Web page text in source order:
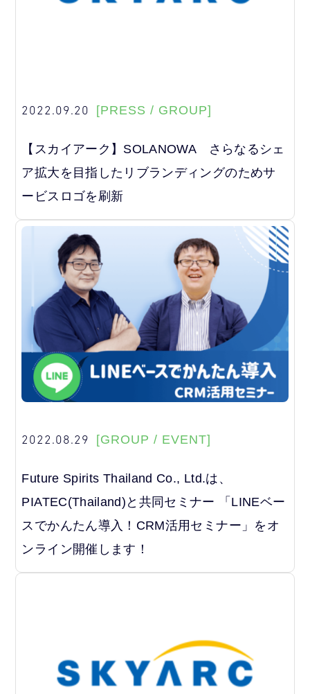
2022.09.20 [PRESS / GROUP]
【スカイアーク】SOLANOWA さらなるシェ
ア拡大を目指したリブランディングのためサ
ービスロゴを刷新
2022.08.29 [GROUP / EVENT]
Future Spirits Thailand Co., Ltd.は、
PIATEC(Thailand)と共同セミナー 「LINEベー
スでかんたん導入！CRM活用セミナー」をオ
ンライン開催します！